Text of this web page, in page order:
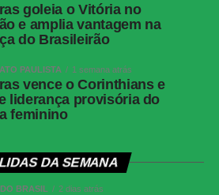
goleia o Vitória no
e amplia vantagem na
do Brasileirão
PAULISTA 1 semana atrás
vence o Corinthians e
liderança provisória do
feminino
DA SEMANA
BRASIL 2 dias atrás